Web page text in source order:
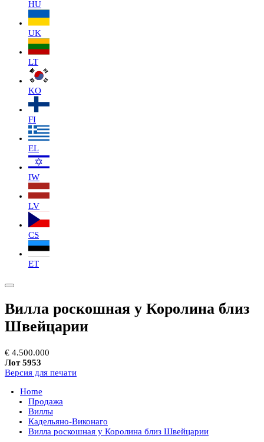
HU
UK
LT
KO
FI
EL
IW
LV
CS
ET
Вилла роскошная у Королина близ
Швейцарии
€ 4.500.000
Лот 5953
Версия для печати
Home
Продажа
Виллы
Кадельяно-Виконаго
Вилла роскошная у Королина близ Швейцарии